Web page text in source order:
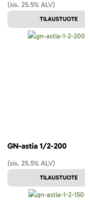
(sis. 25.5% ALV)
TILAUSTUOTE
GN-astia 1/2-200
(sis. 25.5% ALV)
TILAUSTUOTE